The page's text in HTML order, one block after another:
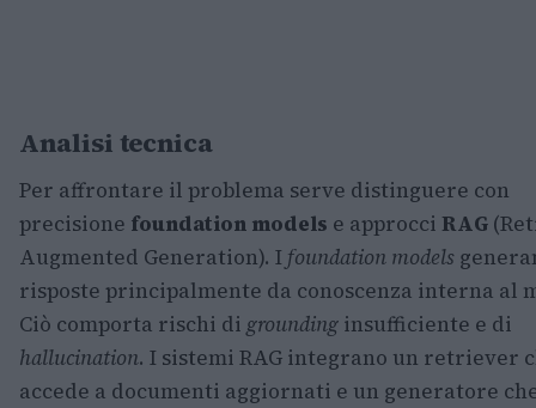
Analisi tecnica
Per affrontare il problema serve distinguere con
precisione foundation models e approcci RAG
Augmented Generation). I foundation models
risposte principalmente da conoscenza interna al
Ciò comporta rischi di grounding insufficiente e di
hallucination. I sistemi RAG integrano un retriever
accede a documenti aggiornati e un generatore